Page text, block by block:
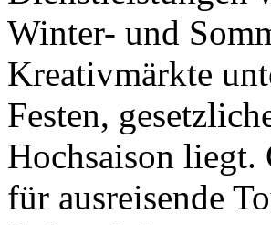
Winter- und
Kreativmärkte
Festen,
Hochsaison
für ausreisende